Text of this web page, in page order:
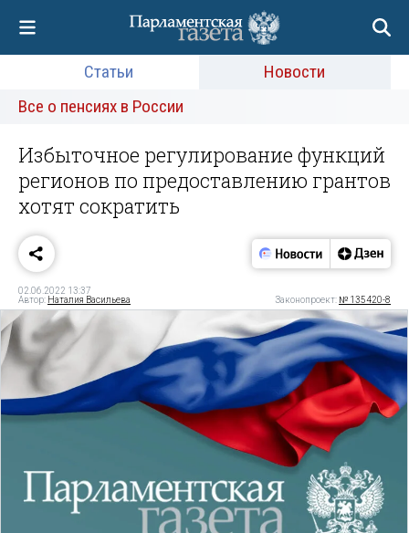
Статьи
Новости
Все о пенсиях в России
Избыточное регулирование функций
регионов по предоставлению грантов
хотят сократить
02.06.2022 13:37
Автор: Наталия Васильева Законопроект: № 135420-8